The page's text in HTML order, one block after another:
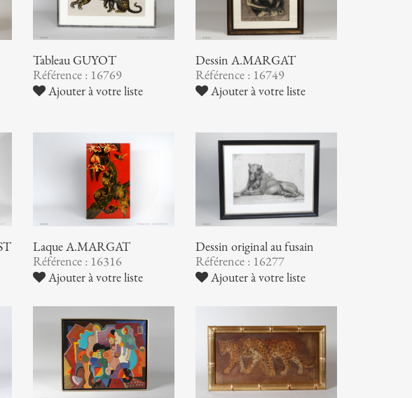
Tableau GUYOT
Référence : 16769
Ajouter à votre liste
Dessin A.MARGAT
Référence : 16749
Ajouter à votre liste
Laque A.MARGAT
Référence : 16316
Ajouter à votre liste
Dessin original au fusain
Référence : 16277
Ajouter à votre liste